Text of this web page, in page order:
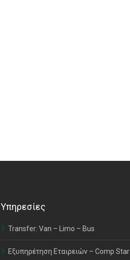
Υπηρεσίες
Transfer: Van – Limo – Bus
Εξυπηρέτηση Εταιρειών – Comp Star